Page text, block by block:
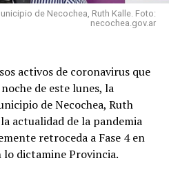
de Necochea, Ruth Kalle. Foto:
necochea.gov.ar
activos de coronavirus que
de este lunes, la
de Necochea, Ruth
actualidad de la pandemia
retroceda a Fase 4 en
lo dictamine Provincia.